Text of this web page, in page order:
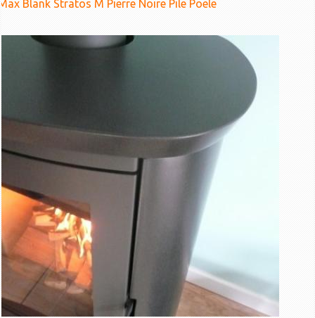
Blank Stratos M Pierre Noire Pile Poele